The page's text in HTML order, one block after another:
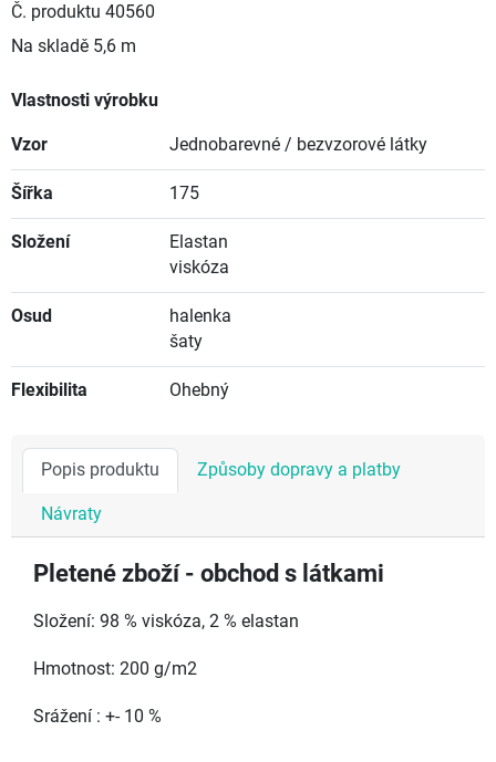
Č. produktu 40560
Na skladě 5,6 m
Vlastnosti výrobku
Vzor Jednobarevné / bezvzorové látky
Šířka 175
Složení
Elastan
viskóza
Osud
halenka
šaty
Flexibilita Ohebný
Popis produktu Způsoby dopravy a platby
Návraty
Pletené zboží - obchod s látkami
Složení: 98 % viskóza, 2 % elastan
Hmotnost: 200 g/m2
Srážení : +- 10 %